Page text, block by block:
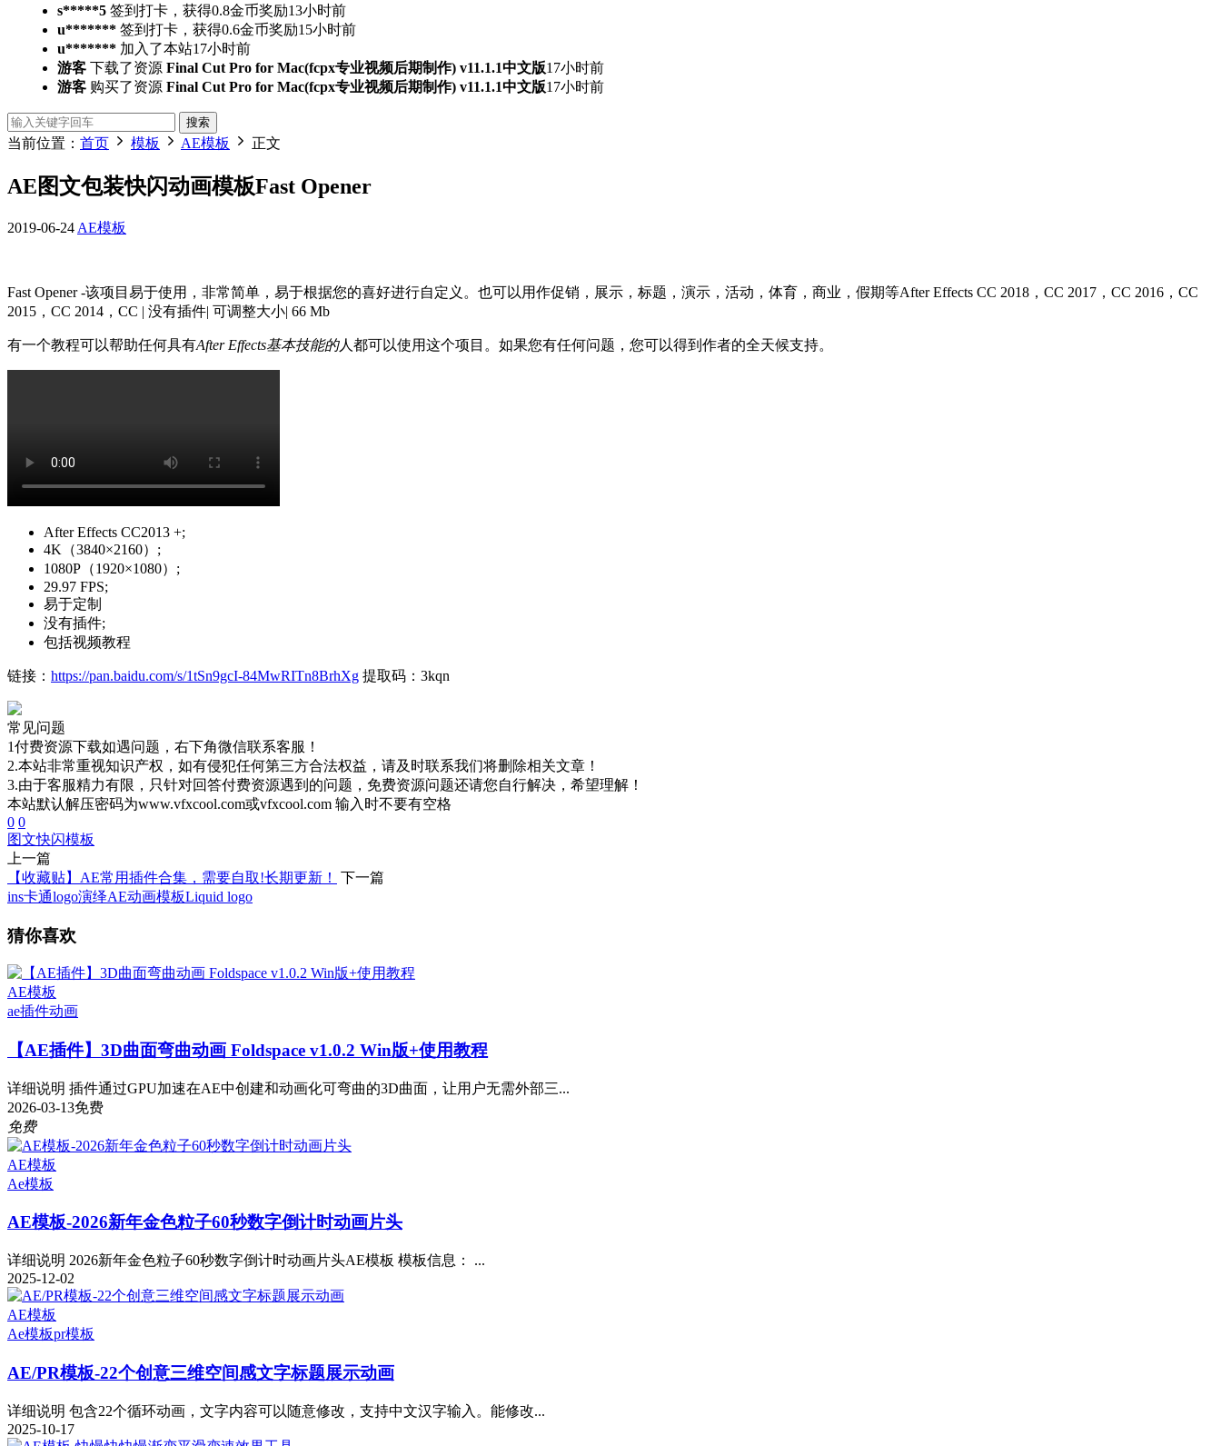
s*****5 签到打卡，获得0.8金币奖励13小时前
u******* 签到打卡，获得0.6金币奖励15小时前
u******* 加入了本站17小时前
游客 下载了资源 Final Cut Pro for Mac(fcpx专业视频后期制作) v11.1.1中文版17小时前
游客 购买了资源 Final Cut Pro for Mac(fcpx专业视频后期制作) v11.1.1中文版17小时前
搜索
当前位置： 首页 模板 AE模板 正文
AE图文包装快闪动画模板Fast Opener
2019-06-24 AE模板
Fast Opener -该项目易于使用，非常简单，易于根据您的喜好进行自定义。也可以用作促销，展示，标题，演示，活动，体育，商业，假期等After Effects CC 2018，CC 2017，CC 2016，CC
2015，CC 2014，CC | 没有插件| 可调整大小| 66 Mb
有一个教程可以帮助任何具有After Effects基本技能的人都可以使用这个项目。如果您有任何问题，您可以得到作者的全天候支持。
After Effects CC2013 +;
4K（3840×2160）;
1080P（1920×1080）;
29.97 FPS;
易于定制
没有插件;
包括视频教程
链接： https://pan.baidu.com/s/1tSn9gcI-84MwRITn8BrhXg 提取码：3kqn
常见问题
1付费资源下载如遇问题，右下角微信联系客服！
2.本站非常重视知识产权，如有侵犯任何第三方合法权益，请及时联系我们将删除相关文章！
3.由于客服精力有限，只针对回答付费资源遇到的问题，免费资源问题还请您自行解决，希望理解！
本站默认解压密码为www.vfxcool.com或vfxcool.com 输入时不要有空格
0 0
图文快闪模板
上一篇
【收藏贴】AE常用插件合集，需要自取!长期更新！
下一篇
ins卡通logo演绎AE动画模板Liquid logo
猜你喜欢
AE模板
ae插件动画
【AE插件】3D曲面弯曲动画 Foldspace v1.0.2 Win版+使用教程
详细说明 插件通过GPU加速在AE中创建和动画化可弯曲的3D曲面，让用户无需外部三...
2026-03-13免费
免费
AE模板
Ae模板
AE模板-2026新年金色粒子60秒数字倒计时动画片头
详细说明 2026新年金色粒子60秒数字倒计时动画片头AE模板 模板信息： ...
2025-12-02
AE模板
Ae模板pr模板
AE/PR模板-22个创意三维空间感文字标题展示动画
详细说明 包含22个循环动画，文字内容可以随意修改，支持中文汉字输入。能修改...
2025-10-17